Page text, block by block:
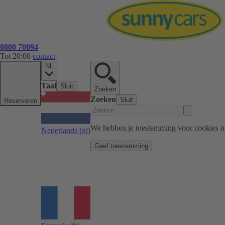
0800 70094
Tot 20:00 contact
Reserveren
NL
Taal Sluit
Nederlands (nl)
Zoeken
Zoeken Sluit
We hebben je toestemming voor cookies
Geef toestemming